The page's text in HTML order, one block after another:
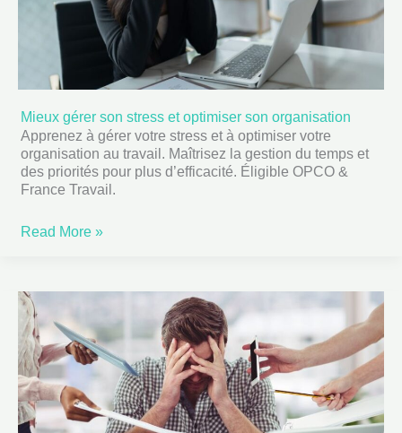
Mieux gérer son stress et optimiser son organisation
Apprenez à gérer votre stress et à optimiser votre
organisation au travail. Maîtrisez la gestion du temps et
des priorités pour plus d’efficacité. Éligible OPCO &
France Travail.
Mieux
gérer
son
stress
organisation
Read More »